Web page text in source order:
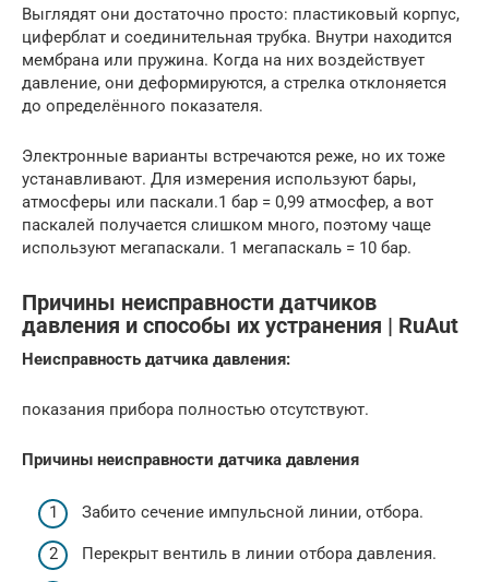
Выглядят они достаточно просто: пластиковый корпус,
циферблат и соединительная трубка. Внутри находится
мембрана или пружина. Когда на них воздействует
давление, они деформируются, а стрелка отклоняется
до определённого показателя.
Электронные варианты встречаются реже, но их тоже
устанавливают. Для измерения используют бары,
атмосферы или паскали.1 бар = 0,99 атмосфер, а вот
паскалей получается слишком много, поэтому чаще
используют мегапаскали. 1 мегапаскаль = 10 бар.
Причины неисправности датчиков
давления и способы их устранения | RuAut
Неисправность датчика давления:
показания прибо­ра полностью от­сутствуют.
Причины неисправности датчика давления
Забито сечение им­пульсной линии, отбо­ра.
Перекрыт вентиль в линии отбора давления.